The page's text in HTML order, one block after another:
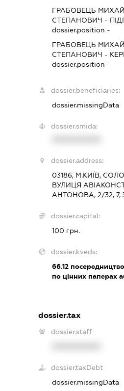
ГРАБОВЕЦЬ
СТЕПАНОВИЧ -
dossier.position -
ГРАБОВЕЦЬ
СТЕПАНОВИЧ -
dossier.position -
dossier.beneficiaries:
dossier.missingData
dossier.smida:
dossier.address:
03186, М.КИЇВ,
ВУЛИЦЯ
АНТОНОВА, 2/32, 7,
dossier.capital:
100 грн.
dossier.kveds:
66.12
по цінних паперах
dossier.tax
dossier.staff
dossier.taxDebt
dossier.missingData